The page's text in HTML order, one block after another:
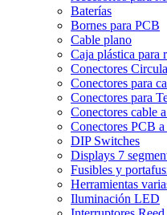
Baterías
Bornes para PCB
Cable plano
Caja plástica para
Conectores
Conectores para
Conectores para
Conectores cable
Conectores PCB a
DIP Switches
Displays 7
Fusibles y
Herramientas
Iluminación LED